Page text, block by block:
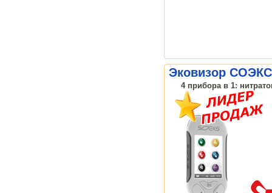
Эковизор
4 прибора в 1: